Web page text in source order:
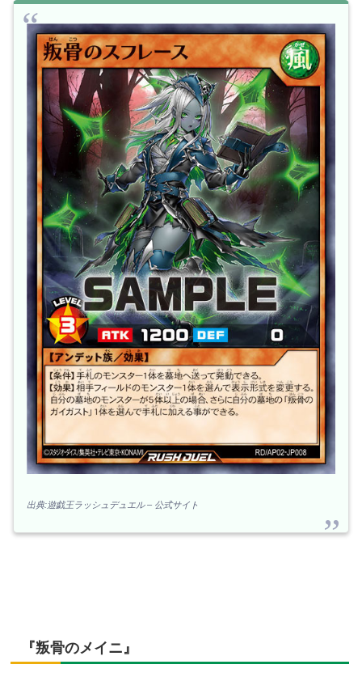
出典:遊戯王ラッシュデュエル – 公式サイト
『叛骨のメイニ』